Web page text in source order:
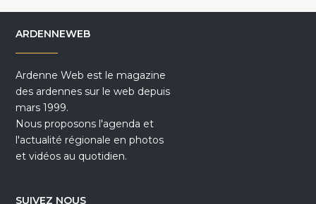
ARDENNEWEB
Ardenne Web est le magazine
des ardennes sur le web depuis
mars 1999.
Nous proposons l'agenda et
l'actualité régionale en photos
et vidéos au quotidien.
SUIVEZ NOUS